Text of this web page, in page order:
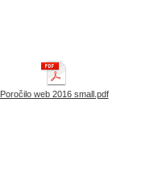
Poročilo web 2016 small.pdf